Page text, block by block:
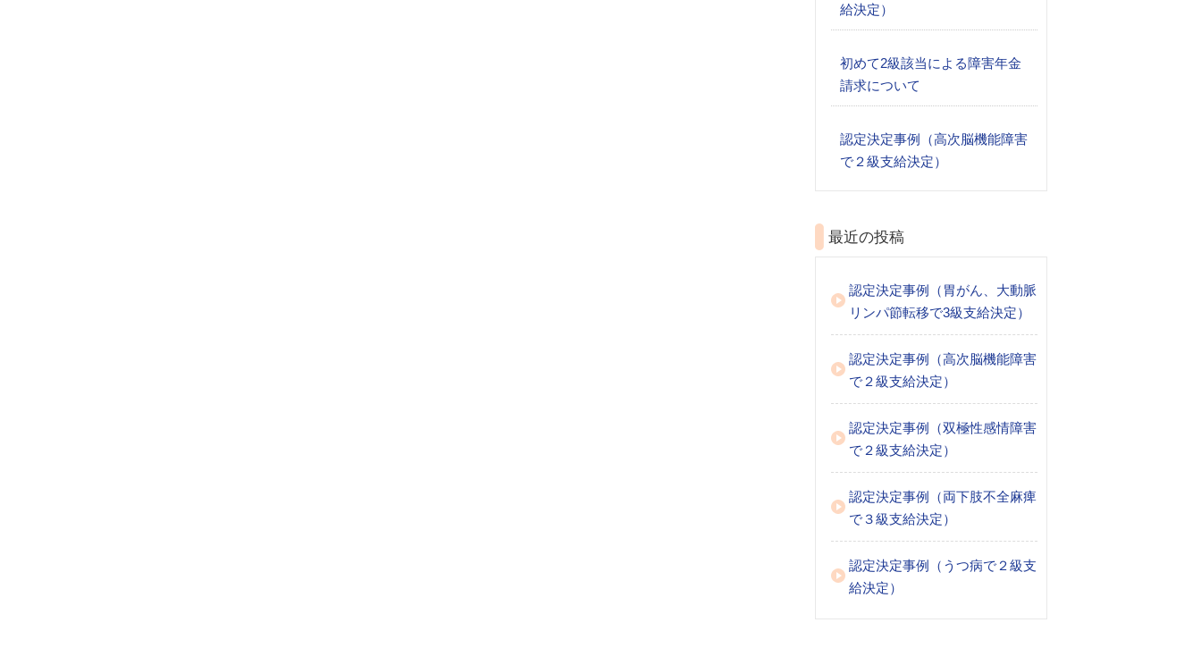
給決定）
初めて2級該当による障害年金
請求について
認定決定事例（高次脳機能障害
で２級支給決定）
最近の投稿
認定決定事例（胃がん、大動脈
リンパ節転移で3級支給決定）
認定決定事例（高次脳機能障害
で２級支給決定）
認定決定事例（双極性感情障害
で２級支給決定）
認定決定事例（両下肢不全麻痺
で３級支給決定）
認定決定事例（うつ病で２級支
給決定）